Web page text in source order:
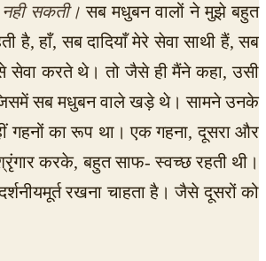
नही सकती।सब मधुबन वालों ने मुझे बहुत
हाँ, सब दादियाँ मेरे सेवा साथी हैं, सब
से सेवा करते थे। तो जैसे ही मैंने कहा, उसी
जिसमें सब मधुबन वाले खड़े थे। सामने उनके
गहनों का रूप था। एक गहना, दूसरा और
करके, बहुत साफ- स्वच्छ रहती थी।
रखना चाहता है। जैसे दूसरों को